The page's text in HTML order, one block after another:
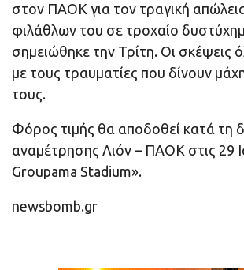
στον ΠΑΟΚ για τον τραγική
φιλάθλων του σε τροχαίο
σημειώθηκε την Τρίτη. Οι σκέψεις
με τους τραυματίες που δίνουν
τους.
Φόρος τιμής θα αποδοθεί κατά τη
αναμέτρησης Λιόν – ΠΑΟΚ στις 29
Groupama Stadium».
newsbomb.gr